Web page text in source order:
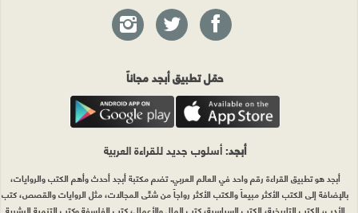
حمّل تطبيق أبجد مجاناً
أبجد: أسلوب جديد للقراءة العربية
أبجد هو تطبيق القراءة رقم واحد في العالم العربي. تضم مكتبة أبجد أحدث وأهم الكتب والروايات،
بالإضافة إلى الكتب الأكثر مبيعاً والكتب الأكثر رواجاً من شتّى المجالات، مثل الروايات والقصص، كتب